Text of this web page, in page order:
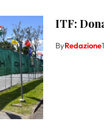
ITF:
ByRedazione